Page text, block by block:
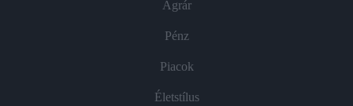
Agrár
Pénz
Piacok
Életstílus